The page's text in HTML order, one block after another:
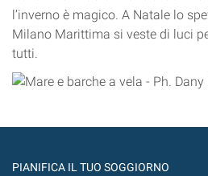
l’inverno è magico. A Natale lo
Milano Marittima si veste di luci
tutti.
PIANIFICA IL TUO SOGGIORNO